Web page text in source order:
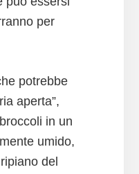
per
potrebbe
aperta”,
in un
umido,
del